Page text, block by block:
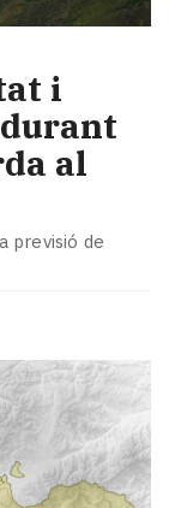
i
al
previsió de